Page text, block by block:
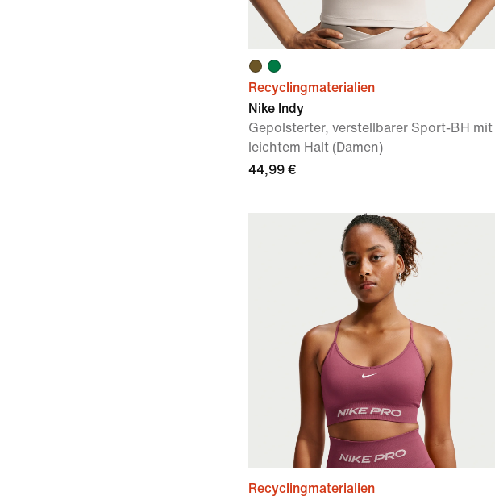
Recyclingmaterialien
Nike Indy
Gepolsterter, verstellbarer Sport-BH mit
leichtem Halt (Damen)
44,99 €
Recyclingmaterialien